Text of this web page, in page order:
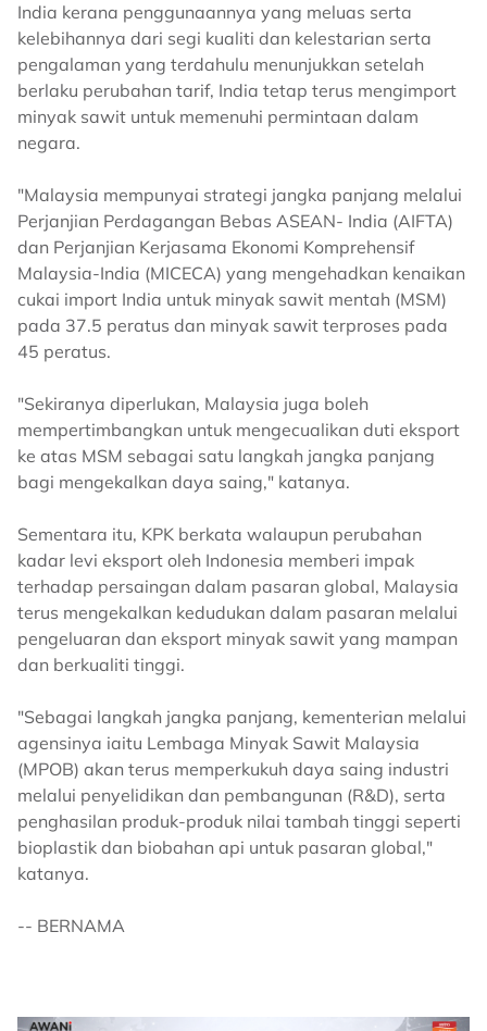
India kerana penggunaannya yang meluas serta
kelebihannya dari segi kualiti dan kelestarian serta
pengalaman yang terdahulu menunjukkan setelah
berlaku perubahan tarif, India tetap terus mengimport
minyak sawit untuk memenuhi permintaan dalam
negara.
"Malaysia mempunyai strategi jangka panjang melalui
Perjanjian Perdagangan Bebas ASEAN- India (AIFTA)
dan Perjanjian Kerjasama Ekonomi Komprehensif
Malaysia-India (MICECA) yang mengehadkan kenaikan
cukai import India untuk minyak sawit mentah (MSM)
pada 37.5 peratus dan minyak sawit terproses pada
45 peratus.
"Sekiranya diperlukan, Malaysia juga boleh
mempertimbangkan untuk mengecualikan duti eksport
ke atas MSM sebagai satu langkah jangka panjang
bagi mengekalkan daya saing," katanya.
Sementara itu, KPK berkata walaupun perubahan
kadar levi eksport oleh Indonesia memberi impak
terhadap persaingan dalam pasaran global, Malaysia
terus mengekalkan kedudukan dalam pasaran melalui
pengeluaran dan eksport minyak sawit yang mampan
dan berkualiti tinggi.
"Sebagai langkah jangka panjang, kementerian melalui
agensinya iaitu Lembaga Minyak Sawit Malaysia
(MPOB) akan terus memperkukuh daya saing industri
melalui penyelidikan dan pembangunan (R&D), serta
penghasilan produk-produk nilai tambah tinggi seperti
bioplastik dan biobahan api untuk pasaran global,"
katanya.
-- BERNAMA